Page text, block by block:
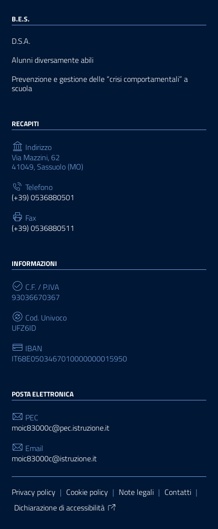
B.E.S.
D.S.A.
Alunni diversamente abili
Prevenzione e gestione delle “crisi comportamentali” a
scuola
RECAPITI
Indirizzo
Via Mazzini, 62
41049, Sassuolo (MO)
Telefono
(+39) 0536880501
Fax
(+39) 0536880511
INFORMAZIONI
C.F. / P.IVA
93036670367
Cod. Univoco
UFZ6ID
IBAN
IT68E0503467010000000015950
POSTA ELETTRONICA
PEC
moic83000c@pec.istruzione.it
Email
moic83000c@istruzione.it
Sezione Link Utili
Privacy policy | Cookie policy | Note legali | Contatti |
Dichiarazione di accessibilità